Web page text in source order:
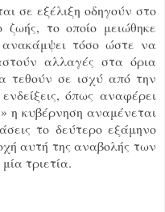
σε εξέλιξη οδηγούν στο
το οποίο μειώθηκε
τόσο ώστε να
αλλαγές στα όρια
τεθούν σε ισχύ από την
όπως αναφέρει
η κυβέρνηση αναμένεται
το δεύτερο εξάμηνο
αυτή της αναβολής των
τριετία.